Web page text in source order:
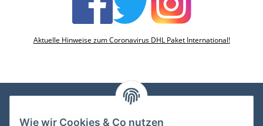
Aktuelle Hinweise zum Coronavirus DHL Paket International!
Wie wir Cookies & Co nutzen